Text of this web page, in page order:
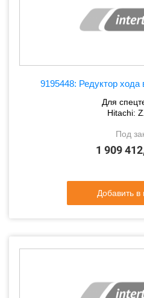
9195448: Редуктор хода
Для
Hitachi:
Под
1 909
Добавить в